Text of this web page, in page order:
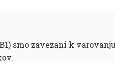
smo zavezani k